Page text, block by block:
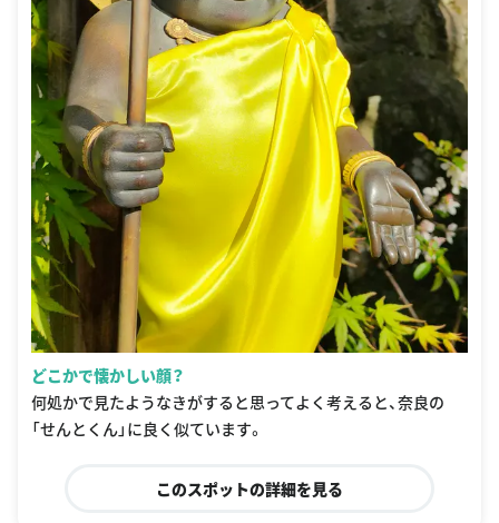
どこかで懐かしい顔？
何処かで見たようなきがすると思ってよく考えると、奈良の
「せんとくん」に良く似ています。
このスポットの詳細を見る